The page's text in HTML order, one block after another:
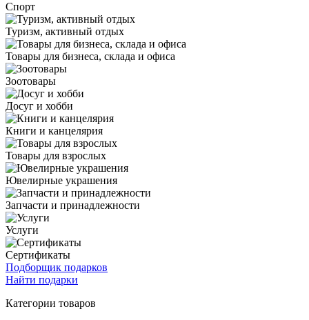
Спорт
Туризм, активный отдых
Товары для бизнеса, склада и офиса
Зоотовары
Досуг и хобби
Книги и канцелярия
Товары для взрослых
Ювелирные украшения
Запчасти и принадлежности
Услуги
Сертификаты
Подборщик подарков
Найти подарки
Категории товаров